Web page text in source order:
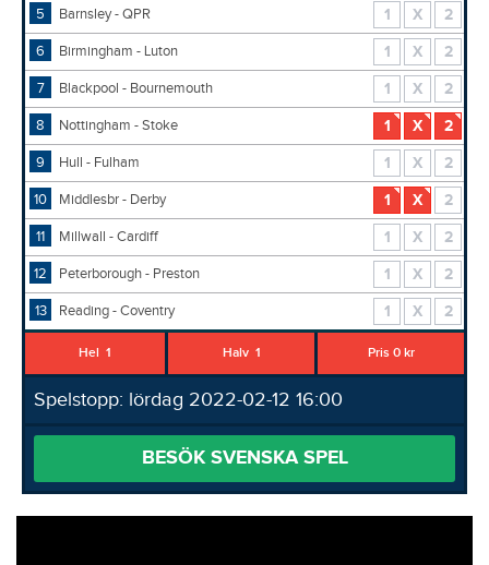
5 Barnsley - QPR 1 X 2
6 Birmingham - Luton 1 X 2
7 Blackpool - Bournemouth 1 X 2
8 Nottingham - Stoke 1 X 2
9 Hull - Fulham 1 X 2
10 Middlesbr - Derby 1 X 2
11 Millwall - Cardiff 1 X 2
12 Peterborough - Preston 1 X 2
13 Reading - Coventry 1 X 2
Hel 1 Halv 1 Pris 0 kr
Spelstopp: lördag 2022-02-12 16:00
BESÖK SVENSKA SPEL